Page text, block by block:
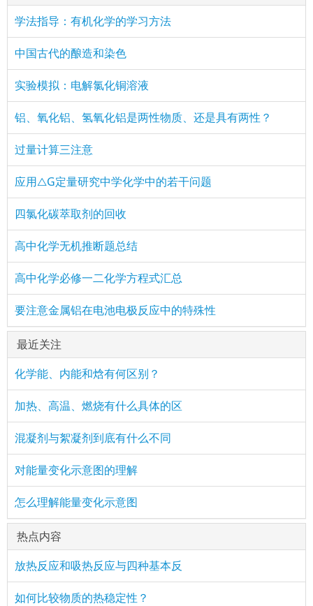
学法指导：有机化学的学习方法
中国古代的酿造和染色
实验模拟：电解氯化铜溶液
铝、氧化铝、氢氧化铝是两性物质、还是具有两性？
过量计算三注意
应用△G定量研究中学化学中的若干问题
四氯化碳萃取剂的回收
高中化学无机推断题总结
高中化学必修一二化学方程式汇总
要注意金属铝在电池电极反应中的特殊性
最近关注
化学能、内能和焓有何区别？
加热、高温、燃烧有什么具体的区
混凝剂与絮凝剂到底有什么不同
对能量变化示意图的理解
怎么理解能量变化示意图
热点内容
放热反应和吸热反应与四种基本反
如何比较物质的热稳定性？